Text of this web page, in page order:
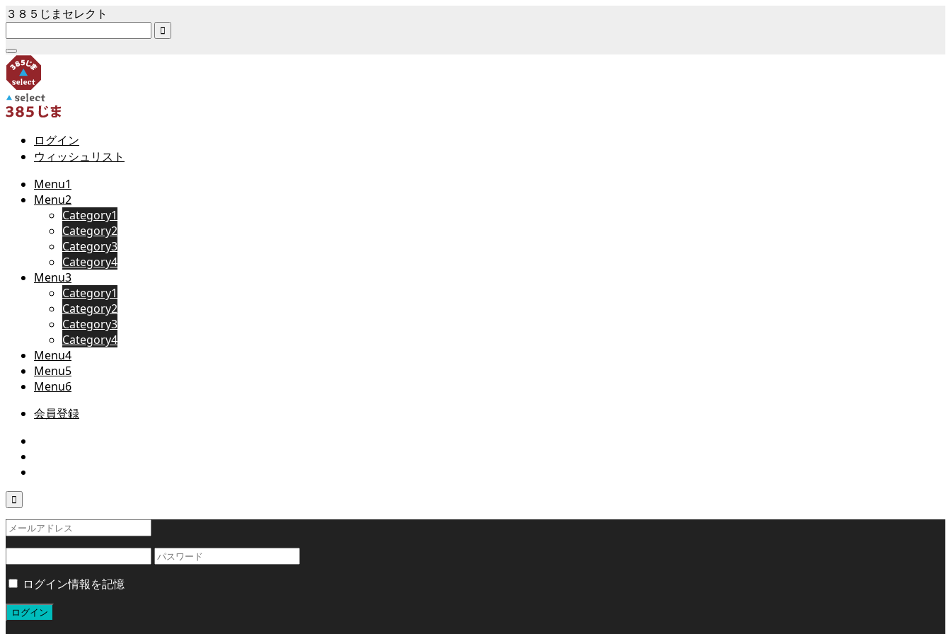
３８５じまセレクト

ログイン
ウィッシュリスト
Menu1
Menu2
Category1
Category2
Category3
Category4
Menu3
Category1
Category2
Category3
Category4
Menu4
Menu5
Menu6
会員登録

ログイン情報を記憶